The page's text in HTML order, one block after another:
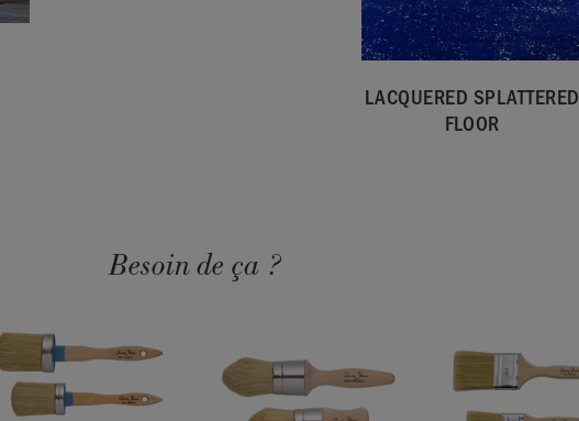
LACQUERED SPLATTERED
FLOOR
Besoin de ça ?